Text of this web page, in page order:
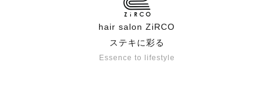
hair salon ZiRCO
ステキに彩る
Essence to lifestyle